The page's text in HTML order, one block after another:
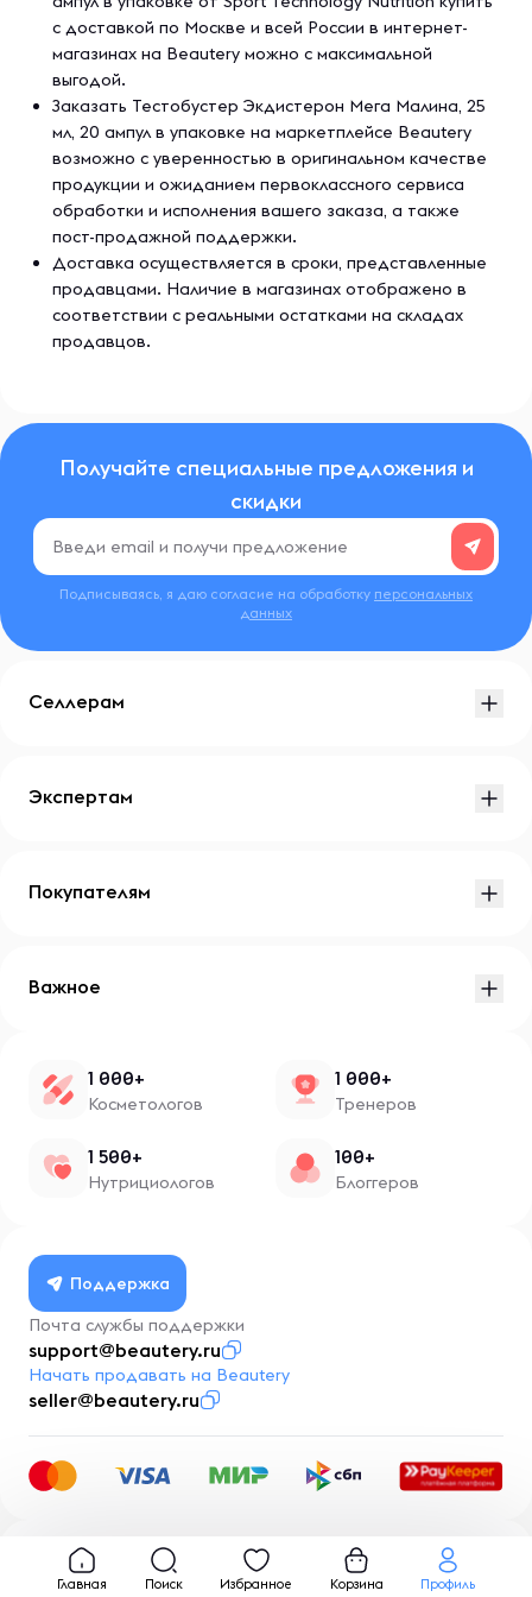
с доставкой по Москве и всей России в интернет-
магазинах на Beautery можно с максимальной
выгодой.
Заказать Тестобустер Экдистерон Мега Малина, 25
мл, 20 ампул в упаковке на маркетплейсе Beautery
возможно с уверенностью в оригинальном качестве
продукции и ожиданием первоклассного сервиса
обработки и исполнения вашего заказа, а также
пост-продажной поддержки.
Доставка осуществляется в сроки, представленные
продавцами. Наличие в магазинах отображено в
соответствии с реальными остатками на складах
продавцов.
Получайте специальные предложения и
скидки
Подписываясь, я даю согласие на обработку персональных
данных
Селлерам
Экспертам
Покупателям
Важное
1 000+
Косметологов
1 000+
Тренеров
1 500+
Нутрициологов
100+
Блоггеров
Поддержка
Почта службы поддержки
support@beautery.ru
Начать продавать на Beautery
seller@beautery.ru
Разработка BusinessMentor.ru
Главная Поиск Избранное Корзина Профиль